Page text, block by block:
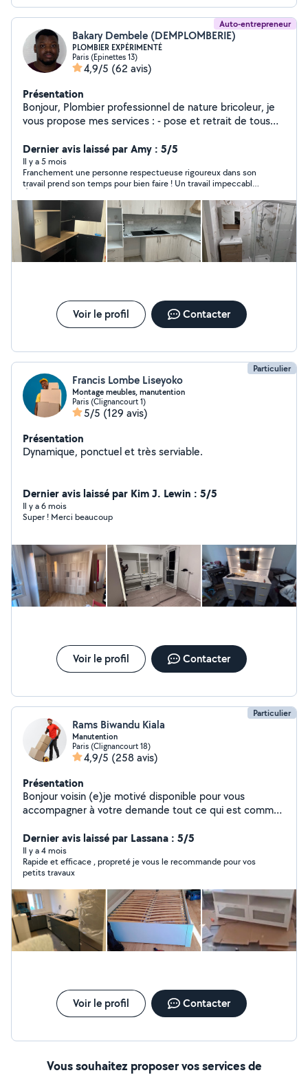
Auto-entrepreneur
Bakary Dembele (DEMPLOMBERIE)
PLOMBIER EXPÉRIMENTÉ
Paris (Epinettes 13)
4,9/5 (62 avis)
Présentation
Bonjour, Plombier professionnel de nature bricoleur, je
vous propose mes services : - pose et retrait de tous
des évacuations - installation chauffe eau - débouchage
évier et toilettes - installation et retrait de tous types
de radiateurs électriques ou collectifs - pose de
baignoire et bac à douche - installation pompe à chaleur
- montage meuble ou petit travaux Je dispose d'outils,
et je peux me charger de vos besoins autres en
bricolage. N'hésitez pas à me contacter pour toutes
demandes. À bientôt
Dernier avis laissé par Amy : 5/5
Il y a 5 mois
Franchement une personne respectueuse rigoureux dans son
travail prend son temps pour bien faire ! Un travail impeccable
Voir le profil Contacter
Particulier
Francis Lombe Liseyoko
Montage meubles, manutention
Paris (Clignancourt 1)
5/5 (129 avis)
Présentation
Dynamique, ponctuel et très serviable.
Dernier avis laissé par Kim J. Lewin : 5/5
Il y a 6 mois
Super ! Merci beaucoup
Voir le profil Contacter
Particulier
Rams Biwandu Kiala
Manutention
Paris (Clignancourt 18)
4,9/5 (258 avis)
Présentation
Bonjour voisin (e)je motivé disponible pour vous
accompagner à votre demande tout ce qui est comme
véhicule --- Même l'appartement il y a pas l'ascenseur je
suis disponible ---- Montage de meubles et démontage -
--- Même pour les objets très lourd je suis là pour vous
accompagner --- Rangement de cave ect....... ---Porter
le piano plus de 80 kg --- même les meubles plus de 80
kg n'hésitez pas de me contacter je serai là pour vous
servir Encore ma grande importance c'est écouter la
satisfaction de mes clients. je serai là toujours pour vous
accompagner avec les bonne humeur 24/24 ------------ L
Dernier avis laissé par Lassana : 5/5
Il y a 4 mois
Rapide et efficace , propreté je vous le recommande pour vos
petits travaux
Voir le profil Contacter
Vous souhaitez proposer vos services de